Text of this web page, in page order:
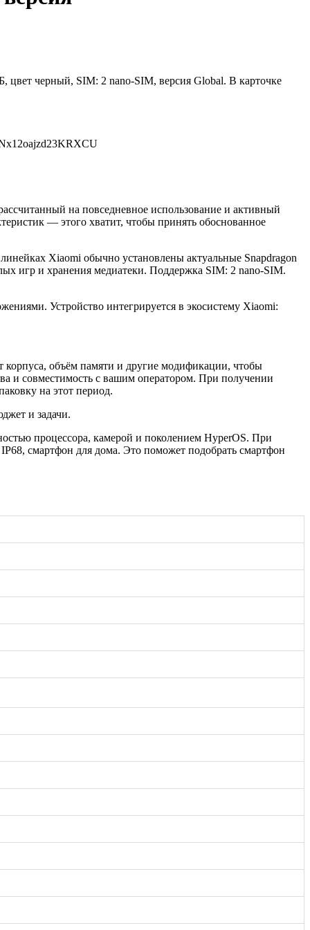
черный, SIM: 2 nano-SIM, версия Global. В карточке
на повседневное использование и активный
— этого хватит, чтобы принять обоснованное
Xiaomi обычно установлены актуальные Snapdragon
игр и хранения медиатеки. Поддержка SIM: 2 nano-SIM.
Устройство интегрируется в экосистему Xiaomi:
корпуса, объём памяти и другие модификации, чтобы
и совместимость с вашим оператором. При получении
на этот период.
и задачи.
процессора, камерой и поколением HyperOS. При
смартфон для дома. Это поможет подобрать смартфон